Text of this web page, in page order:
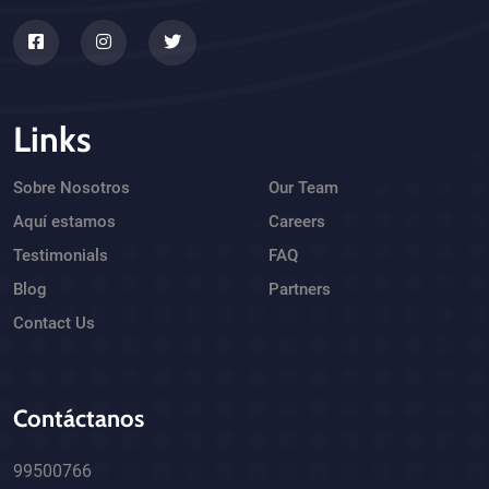
Links
Sobre Nosotros
Aquí estamos
Testimonials
Blog
Contact Us
Our Team
Careers
FAQ
Partners
Contáctanos
99500766